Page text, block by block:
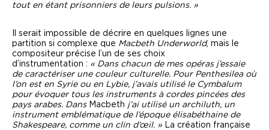
tout en étant prisonniers de leurs pulsions. »
Il serait impossible de décrire en quelques lignes une
partition si complexe que Macbeth Underworld, mais le
compositeur précise l’un de ses choix
d’instrumentation : « Dans chacun de mes opéras j’essaie
de caractériser une couleur culturelle. Pour Penthesilea où
l’on est en Syrie ou en Lybie, j’avais utilisé le Cymbalum
pour évoquer tous les instruments à cordes pincées des
pays arabes. Dans Macbeth j’ai utilisé un archiluth, un
instrument emblématique de l’époque élisabéthaine de
Shakespeare, comme un clin d’œil. » La création française